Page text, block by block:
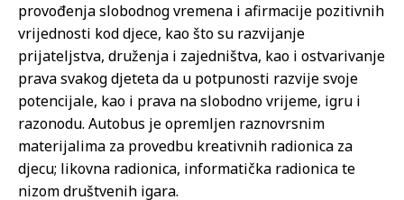
provođenja slobodnog vremena i afirmacije pozitivnih
vrijednosti kod djece, kao što su razvijanje
prijateljstva, druženja i zajedništva, kao i ostvarivanje
prava svakog djeteta da u potpunosti razvije svoje
potencijale, kao i prava na slobodno vrijeme, igru i
razonodu. Autobus je opremljen raznovrsnim
materijalima za provedbu kreativnih radionica za
djecu; likovna radionica, informatička radionica te
nizom društvenih igara.